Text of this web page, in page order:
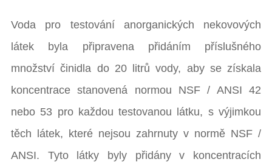
Voda pro testování anorganických nekovových
látek byla připravena přidáním příslušného
množství činidla do 20 litrů vody, aby se získala
koncentrace stanovená normou NSF / ANSI 42
nebo 53 pro každou testovanou látku, s výjimkou
těch látek, které nejsou zahrnuty v normě NSF /
ANSI. Tyto látky byly přidány v koncentracích